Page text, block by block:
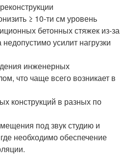
≥ 10-ти см уровень
бетонных стяжек из-за
недопустимо усилит нагрузки
инженерных
что чаще всего возникает в
конструкций в разных по
под звук студию и
необходимо обеспечение